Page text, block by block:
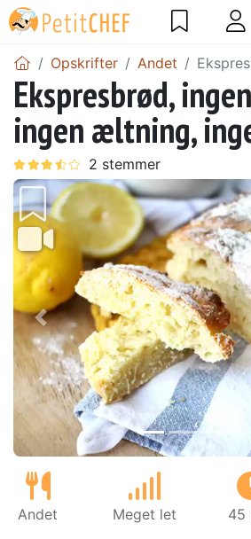
Opskrifter Andet
Ekspresbrød,
ingen æltning,
Tidligere
Andet Meget let 45